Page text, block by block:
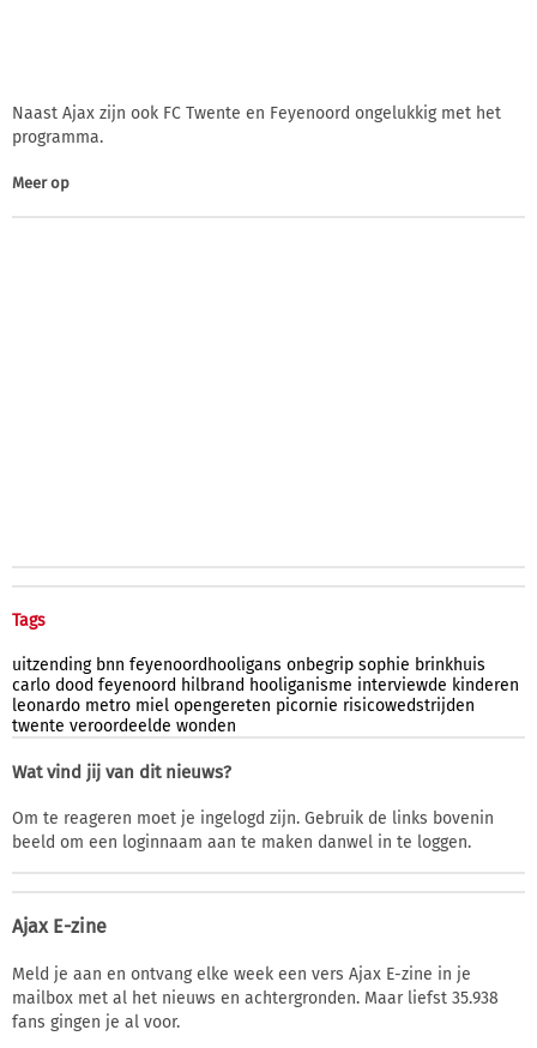
Naast Ajax zijn ook FC Twente en Feyenoord ongelukkig met het
programma.
Meer op
Tags
uitzending bnn feyenoordhooligans onbegrip sophie brinkhuis
carlo dood feyenoord hilbrand hooliganisme interviewde kinderen
leonardo metro miel opengereten picornie risicowedstrijden
twente veroordeelde wonden
Wat vind jij van dit nieuws?
Om te reageren moet je ingelogd zijn. Gebruik de links bovenin
beeld om een loginnaam aan te maken danwel in te loggen.
Ajax E-zine
Meld je aan en ontvang elke week een vers Ajax E-zine in je
mailbox met al het nieuws en achtergronden. Maar liefst 35.938
fans gingen je al voor.